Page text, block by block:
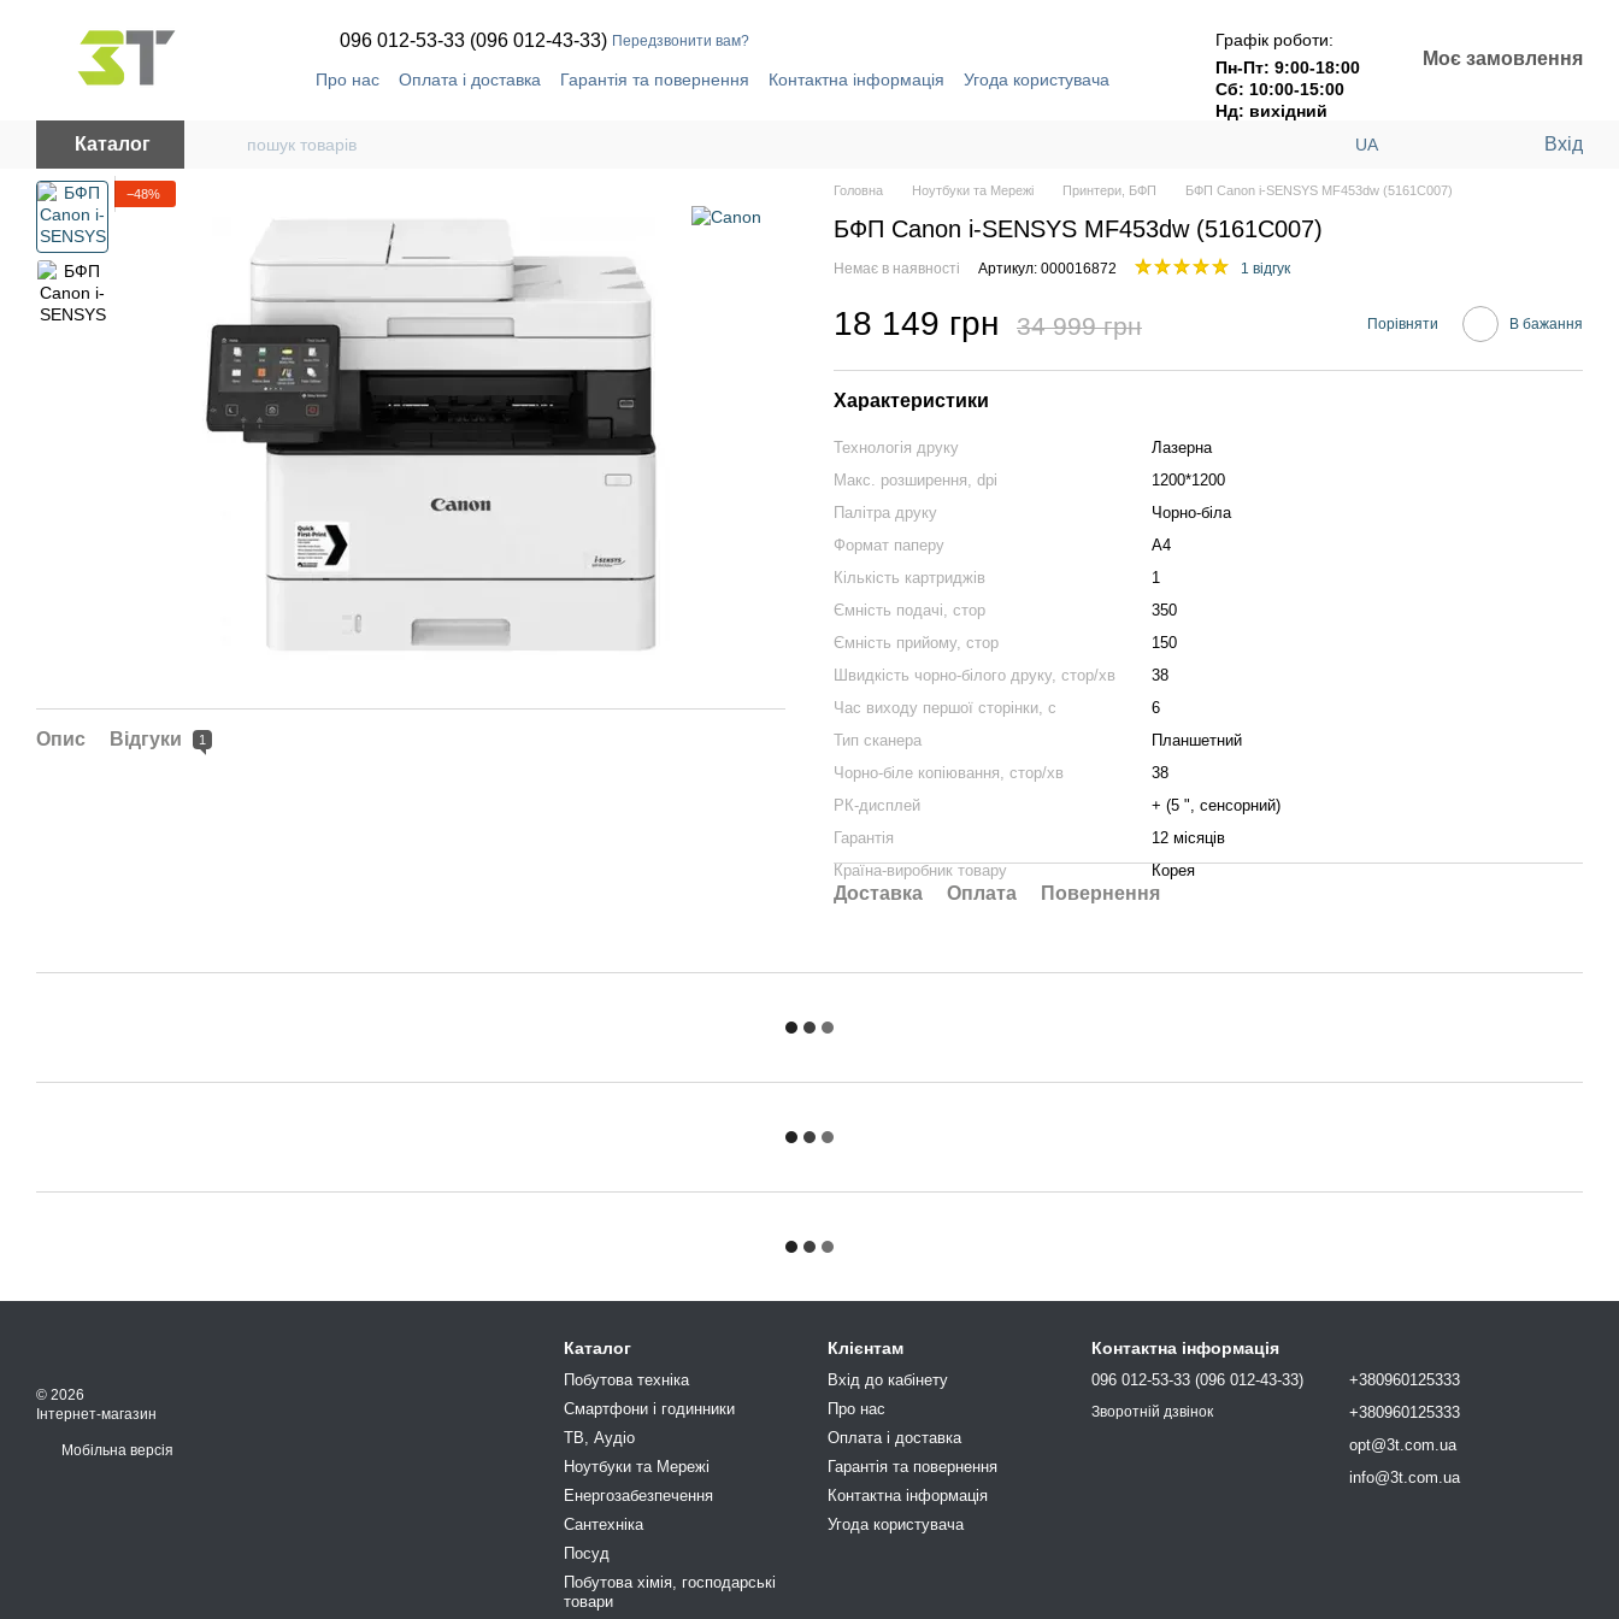
096 012-53-33 (096 012-43-33) Передзвонити вам?
Про нас Оплата і доставка Гарантія та повернення Контактна інформація Угода користувача
Графік роботи:
Пн-Пт: 9:00-18:00
Сб: 10:00-15:00
Нд: вихідний
Моє замовлення
Каталог UA Вхід
−48%
Опис Відгуки 1
Головна Ноутбуки та Мережі Принтери, БФП БФП Canon i-SENSYS MF453dw (5161C007)
БФП Canon i-SENSYS MF453dw (5161C007)
Немає в наявності Артикул: 000016872 1 відгук
18 149 грн 34 999 грн Порівняти В бажання
Характеристики
Технологія друку
Лазерна
Макс. розширення, dpi
1200*1200
Палітра друку
Чорно-біла
Формат паперу
А4
Кількість картриджів
1
Ємність подачі, стор
350
Ємність прийому, стор
150
Швидкість чорно-білого друку, стор/хв
38
Час виходу першої сторінки, с
6
Тип сканера
Планшетний
Чорно-біле копіювання, стор/хв
38
РК-дисплей
+ (5 ", сенсорний)
Гарантія
12 місяців
Країна-виробник товару
Корея
Доставка Оплата Повернення
© 2026
Інтернет-магазин
Мобільна версія
Каталог
Побутова техніка
Смартфони і годинники
ТВ, Аудіо
Ноутбуки та Мережі
Енергозабезпечення
Сантехніка
Посуд
Побутова хімія, господарськi
товари
Клієнтам
Вхід до кабінету
Про нас
Оплата і доставка
Гарантія та повернення
Контактна інформація
Угода користувача
Контактна інформація
096 012-53-33 (096 012-43-33)
Зворотній дзвінок
+380960125333
+380960125333
opt@3t.com.ua
info@3t.com.ua